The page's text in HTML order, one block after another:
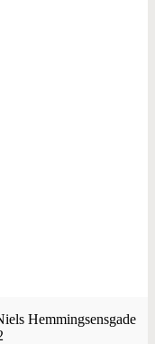
Hemmingsensgade